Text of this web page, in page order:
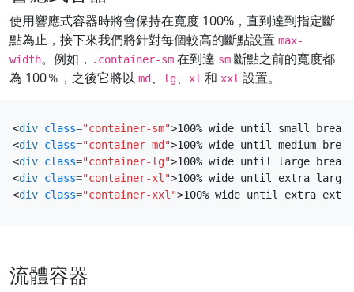
使用響應式容器時將會保持在寬度 100%，直到達到指定斷
點為止，接下來我們將針對每個較高的斷點設置 max-
width。例如， .container-sm 在到達 sm 斷點之前的寬度都
為 100％，之後它將以 md 、 lg、 xl 和 xxl 設置。
<div class="container-sm">100% wide until small
<div class="container-md">100% wide until medium
<div class="container-lg">100% wide until large
<div class="container-xl">100% wide until extra large
<div class="container-xxl">100% wide until extra
流體容器